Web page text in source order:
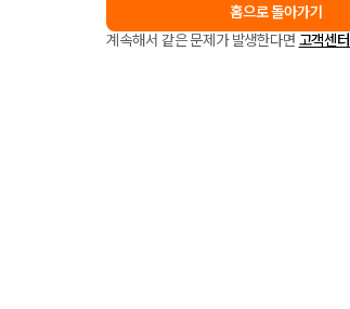
홈으로 돌아가기
계속해서 같은 문제가 발생한다면 고객센터